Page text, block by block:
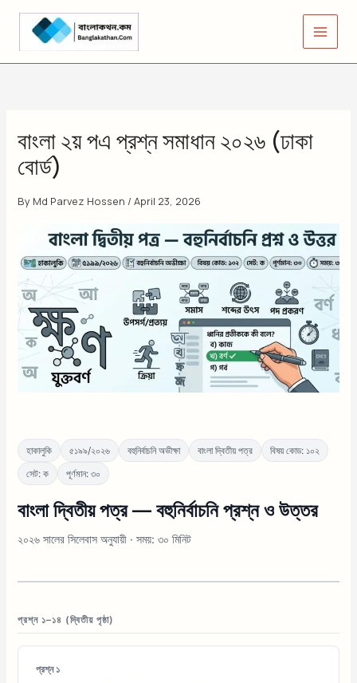
Skip
content
বাংলা ২য় পএ প্রশ্ন সমাধান ২০২৬ (ঢাকা
বোর্ড)
By Md Parvez Hossen /April 23, 2026
হাকালুকি ৫১৯৯/২০২৬ বহুনির্বাচনি অভীক্ষা বাংলা দ্বিতীয় পত্র
বিষয় কোড: ১০২
সেট: ক
পূর্ণমান: ৩০
বাংলা দ্বিতীয় পত্র — বহুনির্বাচনি প্রশ্ন ও উত্তর
২০২৬ সালের সিলেবাস অনুযায়ী · সময়: ৩০ মিনিট
প্রশ্ন ১–১৪ (দ্বিতীয় পৃষ্ঠা)
প্রশ্ন ১